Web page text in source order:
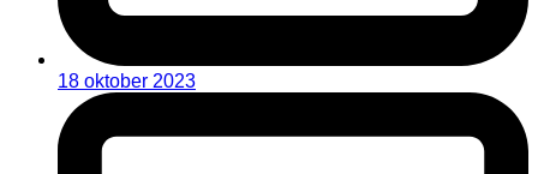
18 oktober 2023